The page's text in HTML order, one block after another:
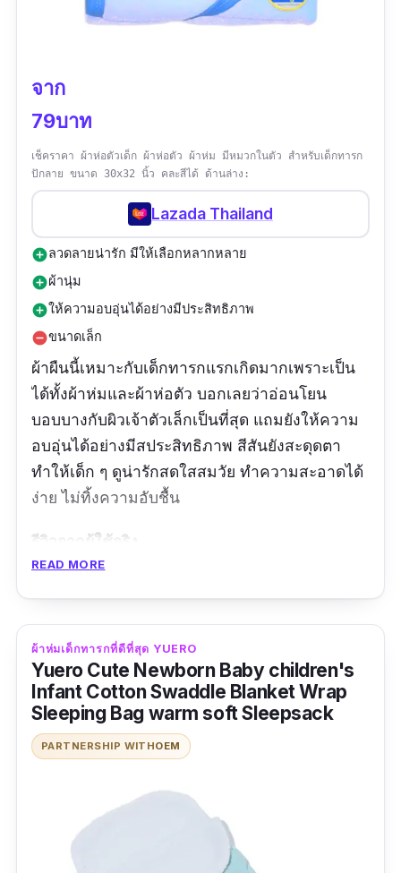
จาก
79บาท
เช็คราคา ผ้าห่อตัวเด็ก ผ้าห่อตัว ผ้าห่ม มีหมวกในตัว สำหรับเด็กทารก
ปักลาย ขนาด 30x32 นิ้ว คละสีได้ ด้านล่าง:
Lazada Thailand
add_circleลวดลายน่ารัก มีให้เลือกหลากหลาย
add_circleผ้านุ่ม
add_circleให้ความอบอุ่นได้อย่างมีประสิทธิภาพ
remove_circleขนาดเล็ก
ผ้าผืนนี้เหมาะกับเด็กทารกแรกเกิดมากเพราะเป็น
ได้ทั้งผ้าห่มและผ้าห่อตัว บอกเลยว่าอ่อนโยน
บอบบางกับผิวเจ้าตัวเล็กเป็นที่สุด แถมยังให้ความ
อบอุ่นได้อย่างมีสประสิทธิภาพ สีสันยังสะดุดตา
ทำให้เด็ก ๆ ดูน่ารักสดใสสมวัย ทำความสะอาดได้
ง่าย ไม่ทิ้งความอับชื้น
รีวิวจากผู้ใช้จริง
READ MORE
ผ้าห่มเด็กทารกที่ดีที่สุด YUERO
Yuero Cute Newborn Baby children's
Infant Cotton Swaddle Blanket Wrap
Sleeping Bag warm soft Sleepsack
PARTNERSHIP WITHOEM